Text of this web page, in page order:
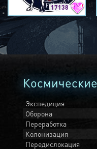
17138
Экспедиция
Оборона
Переработка
Колонизация
Передислокация